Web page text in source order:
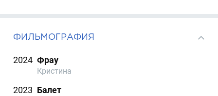
ФИЛЬМОГРАФИЯ
2024 Фрау
Кристина
2023 Балет